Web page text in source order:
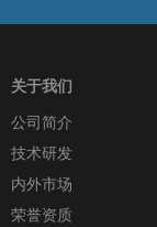
关于我们
公司简介
技术研发
内外市场
荣誉资质